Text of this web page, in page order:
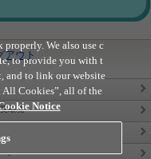
アウト
環境
properly. We also use c
to provide you with t
and to link our website
All Cookies”, all of the
Notice